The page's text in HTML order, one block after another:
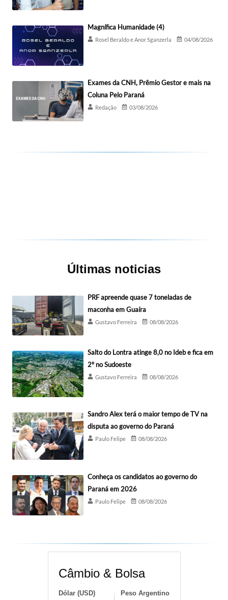
Magnífica Humanidade (4)
Rosel Beraldo e Anor Sganzerla 04/08/2026
Exames da CNH, Prêmio Gestor e mais na
Coluna Pelo Paraná
Redação 03/08/2026
Últimas noticias
PRF apreende quase 7 toneladas de
maconha em Guaíra
Gustavo Ferreira 08/08/2026
Salto do Lontra atinge 8,0 no Ideb e fica em
2º no Sudoeste
Gustavo Ferreira 08/08/2026
Sandro Alex terá o maior tempo de TV na
disputa ao governo do Paraná
Paulo Felipe 08/08/2026
Conheça os candidatos ao governo do
Paraná em 2026
Paulo Felipe 08/08/2026
Câmbio & Bolsa
Dólar (USD) Peso Argentino